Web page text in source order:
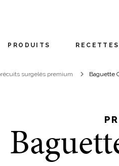
PRODUITS RECETTES
surgelés premium Baguette